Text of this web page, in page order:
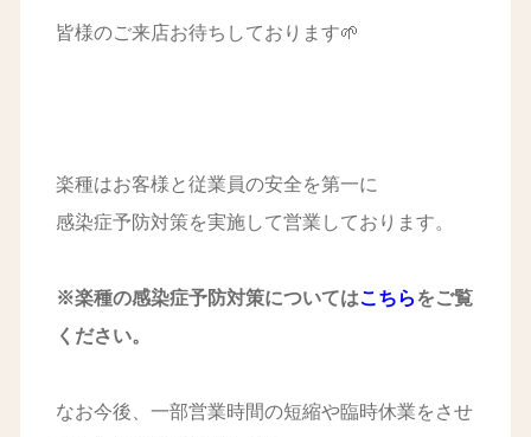
皆様のご来店お待ちしております🌱
楽種はお客様と従業員の安全を第一に
感染症予防対策を実施して営業しております。
※楽種の感染症予防対策についてはこちらをご覧
ください。
なお今後、一部営業時間の短縮や臨時休業をさせ